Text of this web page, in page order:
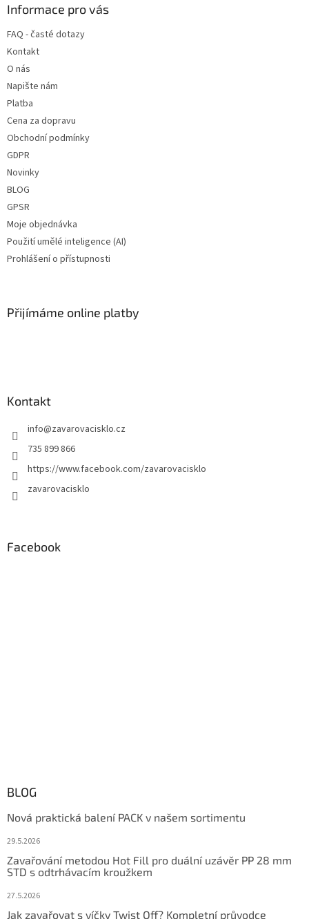
Informace pro vás
FAQ - časté dotazy
Kontakt
O nás
Napište nám
Platba
Cena za dopravu
Obchodní podmínky
GDPR
Novinky
BLOG
GPSR
Moje objednávka
Použití umělé inteligence (AI)
Prohlášení o přístupnosti
Přijímáme online platby
Kontakt
info@zavarovacisklo.cz
735 899 866
https://www.facebook.com/zavarovacisklo
zavarovacisklo
Facebook
BLOG
Nová praktická balení PACK v našem sortimentu
29.5.2026
Zavařování metodou Hot Fill pro duální uzávěr PP 28 mm
STD s odtrhávacím kroužkem
27.5.2026
Jak zavařovat s víčky Twist Off? Kompletní průvodce